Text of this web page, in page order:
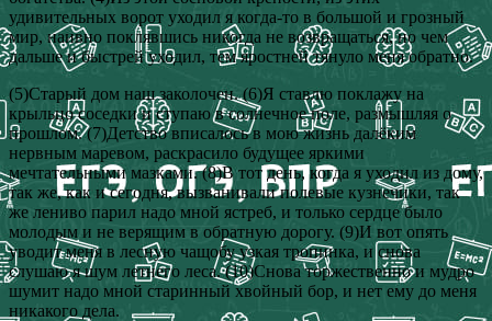
удивительных ворот уходил я когда-то в большой и грозный
мир, наивно поклявшись никогда не возвращаться, но чем
дальше и быстрей уходил, тем яростней тянуло меня обратно.
(5)Старый дом наш заколочен. (6)Я ставлю поклажу на
крыльцо соседки и ступаю в солнечное поле, размышляя о
прошлом. (7)Детство вписалось в мою жизнь далёким
нервным маревом, раскрасило будущее яркими
мечтательными мазками. (8)В тот день, когда я уходил из дому,
так же, как и сегодня, вызванивали полевые кузнечики, так
же лениво парил надо мной ястреб, и только сердце было
молодым и не верящим в обратную дорогу. (9)И вот опять
уводит меня в лесную чащобу узкая тропинка, и снова
слушаю я шум летнего леса. (10)Снова торжественно и мудро
шумит надо мной старинный хвойный бор, и нет ему до меня
никакого дела.